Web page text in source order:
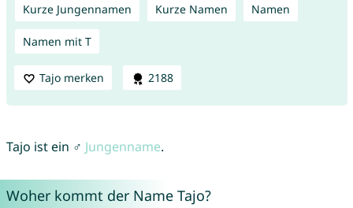
Kurze Jungennamen Kurze Namen Namen
Namen mit T
Tajo merken 2188
Tajo ist ein ♂ Jungenname.
Woher kommt der Name Tajo?